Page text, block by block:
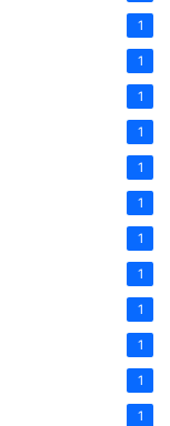
1
1
1
1
1
1
1
1
1
1
1
1